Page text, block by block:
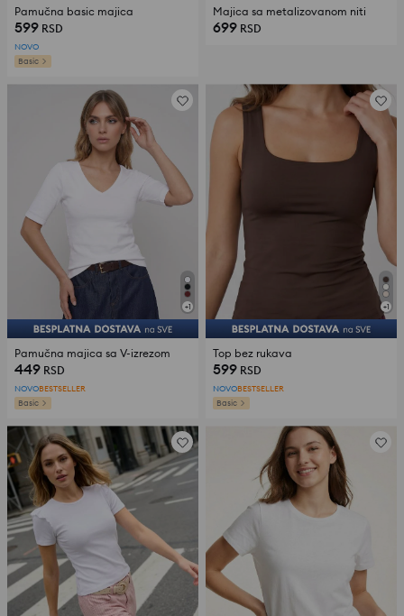
Pamučna basic majica
599 RSD
NOVO
Basic
Majica sa metalizovanom niti
699 RSD
+1
Pamučna majica sa V-izrezom
449 RSD
NOVOBESTSELLER
Basic
+1
Top bez rukava
599 RSD
NOVOBESTSELLER
Basic